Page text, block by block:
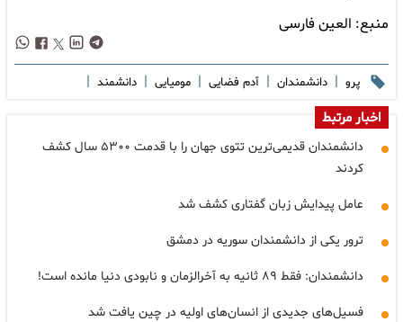
منبع: العین فارسی
پرو | دانشمندان | آدم فضایی | مومیایی | دانشمند |
اخبار مرتبط
دانشمندان قدیمی‌ترین تتوی جهان را با قدمت ۵۳۰۰ سال کشف
کردند
عامل پیدایش زبان گفتاری کشف شد
ترور یکی از دانشمندان سوریه در دمشق
دانشمندان: فقط ۸۹ ثانیه به آخرالزمان و نابودی دنیا مانده است!
فسیل‌های جدیدی از انسان‌های اولیه در چین یافت شد